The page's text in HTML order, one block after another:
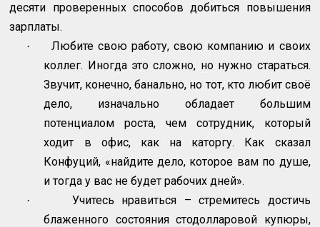
десяти проверенных способов добиться повышения
зарплаты.
·
Любите свою работу, свою компанию и своих
коллег. Иногда это сложно, но нужно стараться.
Звучит, конечно, банально, но тот, кто любит своё
дело, изначально обладает большим
потенциалом роста, чем сотрудник, который
ходит в офис, как на каторгу. Как сказал
Конфуций, «найдите дело, которое вам по душе,
и тогда у вас не будет рабочих дней».
·
Учитесь нравиться – стремитесь достичь
блаженного состояния стодолларовой купюры,